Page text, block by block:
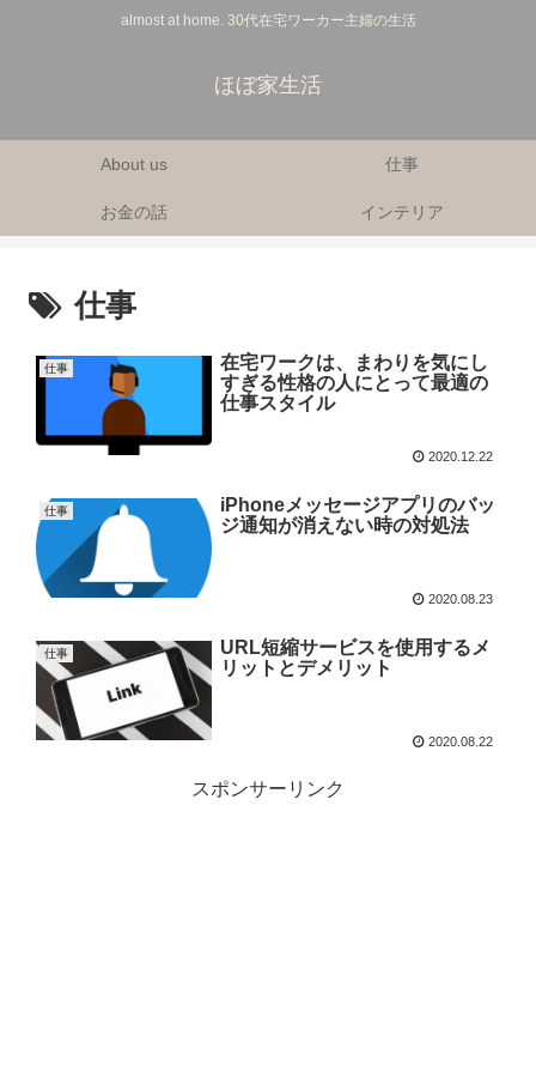
almost at home. 30代在宅ワーカー主婦の生活
ほぼ家生活
About us 仕事
お金の話 インテリア
仕事
仕事
在宅ワークは、まわりを気にし
すぎる性格の人にとって最適の
仕事スタイル
2020.12.22
仕事
iPhoneメッセージアプリのバッ
ジ通知が消えない時の対処法
2020.08.23
仕事
URL短縮サービスを使用するメ
リットとデメリット
2020.08.22
スポンサーリンク